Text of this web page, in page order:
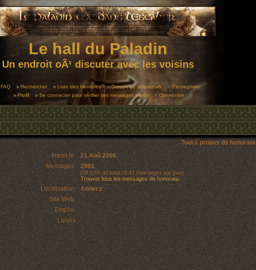
Le hall du Paladin
Un endroit oÃ¹ discuter avec les voisins
FAQ Rechercher Liste des Membres Groupes d'utilisateurs
S'enregistrer
Profil
Se connecter pour vérifier ses messages privés Connexion
Tout à propos de honorata
Inscrit le: 21 Aoû 2006
Messages: 2981
[28.10% du total / 0.41 messages par jour]
Trouver tous les messages de honorata
Localisation:
Annecy
Site Web:
Emploi:
Loisirs: